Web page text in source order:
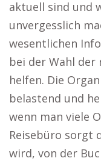
aktuell sind und
unvergesslich
wesentlichen
bei der Wahl
helfen. Die
belastend und
wenn man viele
Reisebüro sorgt
wird, von der